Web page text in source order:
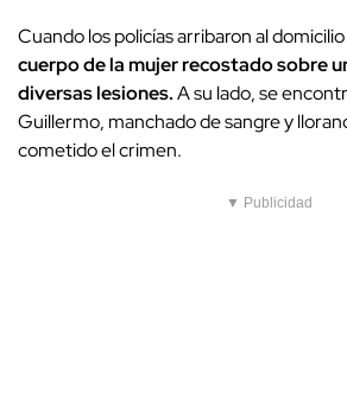
Cuando los policías arribaron al
cuerpo de la mujer recostado sobre
diversas lesiones.A su lado, se
Guillermo, manchado de sangre y
cometido el crimen.
▼ Publicidad